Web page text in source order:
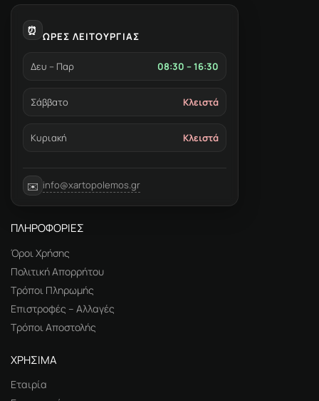
⏰ ΩΡΕΣ ΛΕΙΤΟΥΡΓΙΑΣ
Δευ – Παρ 08:30 – 16:30
Σάββατο Κλειστά
Κυριακή Κλειστά
✉️ info@xartopolemos.gr
ΠΛΗΡΟΦΟΡΙΕΣ
Όροι Χρήσης
Πολιτική Απορρήτου
Τρόποι Πληρωμής
Επιστροφές – Αλλαγές
Τρόποι Αποστολής
ΧΡΗΣΙΜΑ
Εταιρία